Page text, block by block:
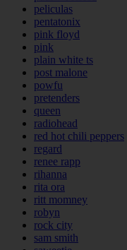
peliculas
pentatonix
pink floyd
pink
plain white ts
post malone
powfu
pretenders
queen
radiohead
red hot chili peppers
regard
renee rapp
rihanna
rita ora
ritt momney
robyn
rock city
sam smith